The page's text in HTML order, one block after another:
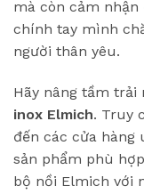
mà còn cảm
chính tay mình
người thân yêu.
Hãy nâng tầm trải
inox Elmich. Truy
đến các cửa
sản phẩm phù
bộ nồi Elmich với